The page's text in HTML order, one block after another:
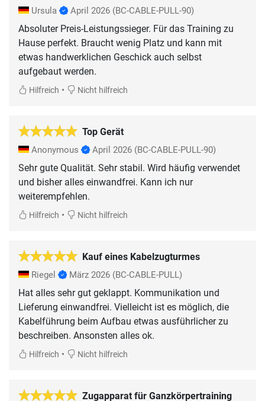
Ursula April 2026 (BC-CABLE-PULL-90)
Absoluter Preis-Leistungssieger. Für das Training zu
Hause perfekt. Braucht wenig Platz und kann mit
etwas handwerklichen Geschick auch selbst
aufgebaut werden.
Hilfreich • Nicht hilfreich
Top Gerät
Anonymous April 2026 (BC-CABLE-PULL-90)
Sehr gute Qualität. Sehr stabil. Wird häufig verwendet
und bisher alles einwandfrei. Kann ich nur
weiterempfehlen.
Hilfreich • Nicht hilfreich
Kauf eines Kabelzugturmes
Riegel März 2026 (BC-CABLE-PULL)
Hat alles sehr gut geklappt. Kommunikation und
Lieferung einwandfrei. Vielleicht ist es möglich, die
Kabelführung beim Aufbau etwas ausführlicher zu
beschreiben. Ansonsten alles ok.
Hilfreich • Nicht hilfreich
Zugapparat für Ganzkörpertraining